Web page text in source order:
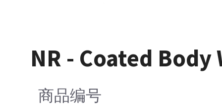
NR - Coated
商品编号